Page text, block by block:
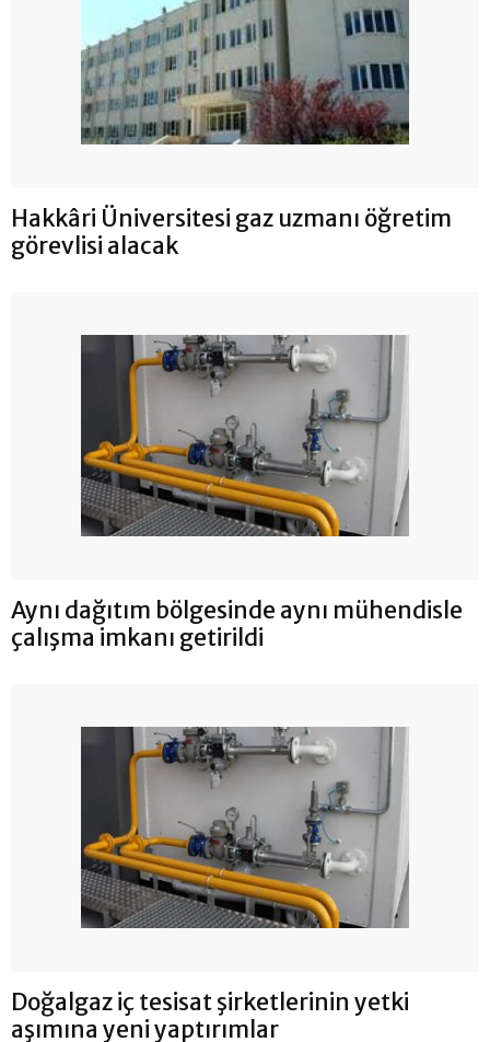
Hakkâri Üniversitesi gaz uzmanı öğretim
görevlisi alacak
Aynı dağıtım bölgesinde aynı mühendisle
çalışma imkanı getirildi
Doğalgaz iç tesisat şirketlerinin yetki
aşımına yeni yaptırımlar